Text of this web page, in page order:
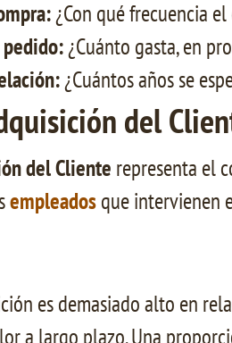
¿Con qué frecuencia
¿Cuánto gasta, en
¿Cuántos años se
del
del Cliente representa el
empleadosque intervienen
es demasiado alto en
a largo plazo. Una